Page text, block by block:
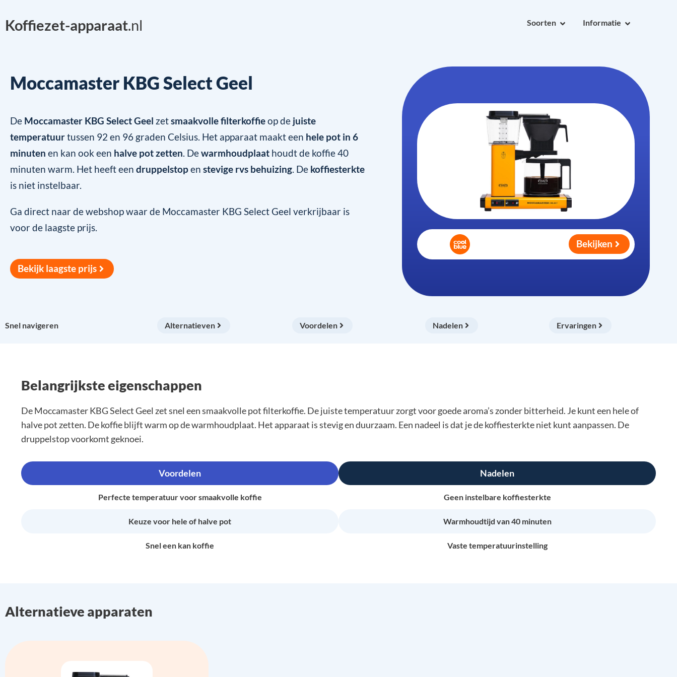
Koffiezet-apparaat.nl Soorten Informatie
Moccamaster KBG Select Geel
De Moccamaster KBG Select Geel zetsmaakvolle filterkoffieop de juiste
temperatuurtussen 92 en 96 graden Celsius. Het apparaat maakt een hele pot in 6
minuten en kan ook een halve pot zetten. Dewarmhoudplaat houdt de koffie 40
minuten warm. Het heeft een druppelstopen stevige rvs behuizing. De koffiesterkte
is niet instelbaar.
Ga direct naar de webshop waar de Moccamaster KBG Select Geel verkrijbaar is
voor de laagste prijs.
Bekijk laagste prijs
Bekijken
Snel navigeren Alternatieven Voordelen Nadelen Ervaringen
Belangrijkste eigenschappen
De Moccamaster KBG Select Geel zet snel een smaakvolle pot filterkoffie. De juiste temperatuur zorgt voor goede aroma’s zonder bitterheid. Je kunt een hele of
halve pot zetten. De koffie blijft warm op de warmhoudplaat. Het apparaat is stevig en duurzaam. Een nadeel is dat je de koffiesterkte niet kunt aanpassen. De
druppelstop voorkomt geknoei.
Voordelen
Perfecte temperatuur voor smaakvolle koffie
Keuze voor hele of halve pot
Snel een kan koffie
Nadelen
Geen instelbare koffiesterkte
Warmhoudtijd van 40 minuten
Vaste temperatuurinstelling
Alternatieve apparaten